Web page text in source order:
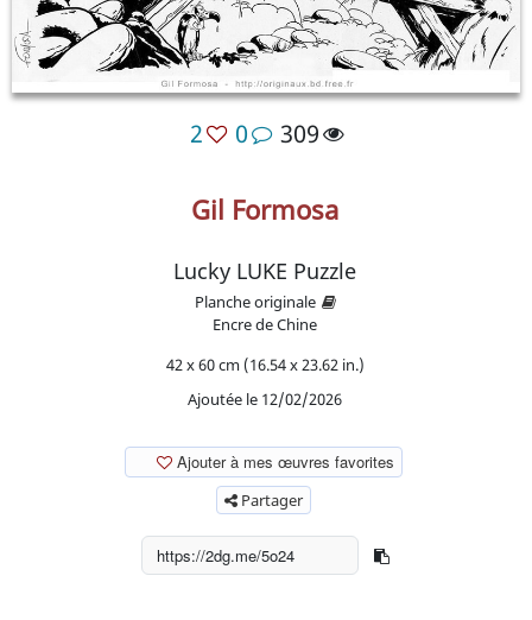
2 0 309
Gil Formosa
Lucky LUKE Puzzle
Planche originale
Encre de Chine
42 x 60 cm (16.54 x 23.62 in.)
Ajoutée le 12/02/2026
Ajouter à mes œuvres favorites
Partager